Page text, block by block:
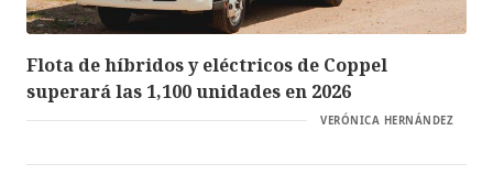
Flota de híbridos y eléctricos de Coppel
superará las 1,100 unidades en 2026
VERÓNICA HERNÁNDEZ